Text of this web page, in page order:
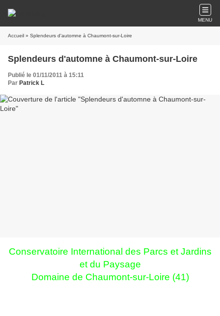
MENU
Accueil » Splendeurs d'automne à Chaumont-sur-Loire
Splendeurs d'automne à Chaumont-sur-Loire
Publié le 01/11/2011 à 15:11
Par Patrick L
Conservatoire International des Parcs et Jardins
et du Paysage
Domaine de Chaumont-sur-Loire (41)